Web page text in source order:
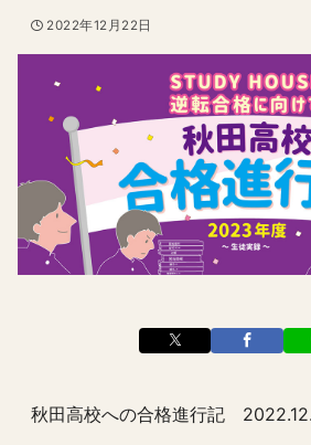
2022年12月22日
秋田高校への合格進行記